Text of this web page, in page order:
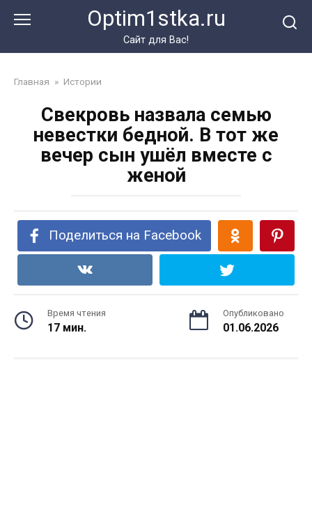
Optim1stka.ru
Сайт для Вас!
Главная » Истории
Свекровь назвала семью
невестки бедной. В тот же
вечер сын ушёл вместе с
женой
Поделиться на Facebook
Время чтения
17 мин.
Опубликовано
01.06.2026